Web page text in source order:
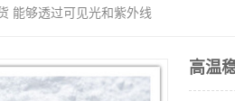
能够透过可见光和紫外线
高温